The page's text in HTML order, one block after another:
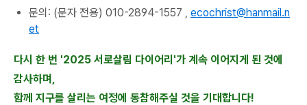
문의: (문자 전용) 010-2894-1557 , ecochrist@hanmail.n
et
다시 한 번 '2025 서로살림 다이어리'가 계속 이어지게 된 것에
감사하며,
함께 지구를 살리는 여정에 동참해주실 것을 기대합니다!